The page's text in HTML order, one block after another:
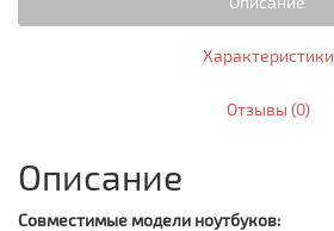
Характеристики
Отзывы (0)
Описание
Совместимые модели ноутбуков: